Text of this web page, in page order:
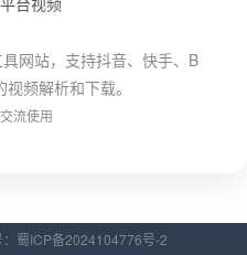
网站，支持抖音、快手、B
频解析和下载。
流使用
蜀ICP备2024104776号-2